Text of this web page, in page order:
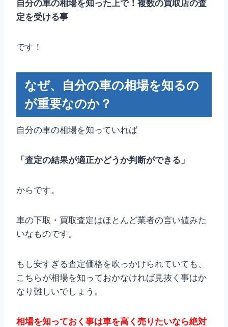
自分の車の相場を知った上で！複数の買取店の査
定を受ける事
です！
なぜ、自分の車の相場を知るの
が重要なのか？
自分の車の相場を知っていれば
「査定の結果が適正かどうか判断ができる」
からです。
車の下取・買取査定はほとんど業者の言い値みた
いなものです。
もし安すぎる査定価格を吹っかけられていても、
こちらが相場を知っておかなければ見抜く事はか
なり難しいでしょう。
相場を知っておく事は車を高く売りたいなら絶対